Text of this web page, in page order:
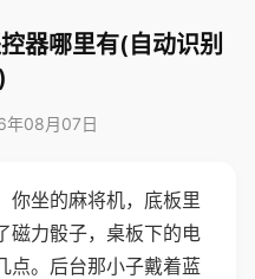
器哪里有(自动识别
年08月07日
你坐的麻将机，底板里
磁力骰子，桌板下的电
点。后台那小子戴着蓝